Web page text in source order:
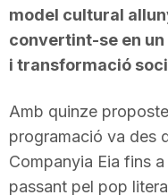
model cultural
convertint-se en
i transformació
Amb quinze
programació va des
Companyia Eia fins
passant pel pop